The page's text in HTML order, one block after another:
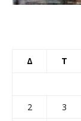
Δ Τ
2
3